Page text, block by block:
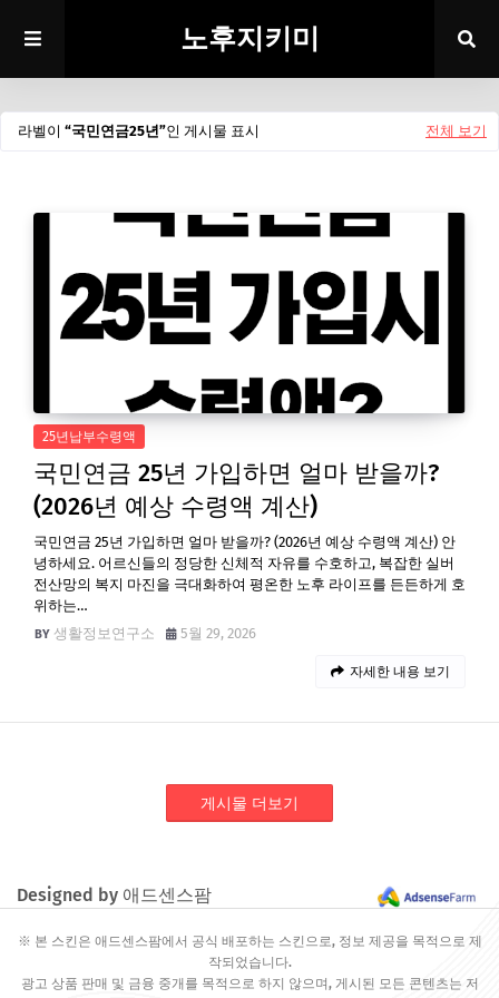
노후지키미
라벨이 국민연금25년 인 게시물 표시 전체 보기
25년납부수령액
국민연금 25년 가입하면 얼마 받을까?
(2026년 예상 수령액 계산)
국민연금 25년 가입하면 얼마 받을까? (2026년 예상 수령액 계산) 안
녕하세요. 어르신들의 정당한 신체적 자유를 수호하고, 복잡한 실버
전산망의 복지 마진을 극대화하여 평온한 노후 라이프를 든든하게 호
위하는…
생활정보연구소
5월 29, 2026
자세한 내용 보기
게시물 더보기
Designed by 애드센스팜
※ 본 스킨은 애드센스팜에서 공식 배포하는 스킨으로, 정보 제공을 목적으로 제
작되었습니다.
광고 상품 판매 및 금융 중개를 목적으로 하지 않으며, 게시된 모든 콘텐츠는 저